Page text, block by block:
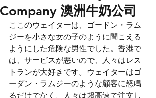
Company 澳洲牛奶公司
ここのウェイターは、ゴードン・ラム
ジーを小さな女の子のように聞こえる
ようにした危険な男性でした。香港で
は、サービスが悪いので、人々はレス
トランが大好きです。ウェイターはゴ
ーダン・ラムジーのような顧客に怒鳴
るだけでなく、人々は超高速で注文し